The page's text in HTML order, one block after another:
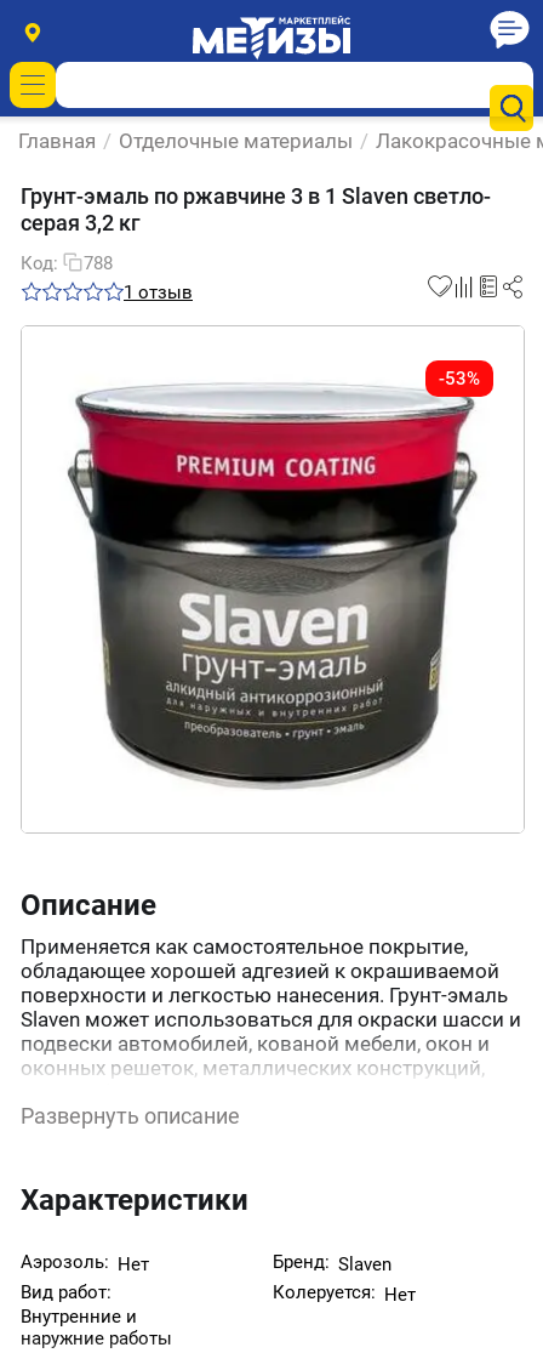
Главная / Отделочные материалы / Лакокрасочные
Грунт-эмаль по ржавчине 3 в 1 Slaven светло-
серая 3,2 кг
Код:
788
1 отзыв
-53%
Описание
Применяется как самостоятельное покрытие,
обладающее хорошей адгезией к окрашиваемой
поверхности и легкостью нанесения. Грунт-эмаль
Slaven может использоваться для окраски шасси и
подвески автомобилей, кованой мебели, окон и
оконных решеток, металлических конструкций,
жесткого ПВХ. Не требует предварительного
останавливает дальнейшее коррозионное
разрушение металла. Покрытие грунт-эмали
воздействию моющих средств, обладает высокой
ударопрочностью.
Развернуть описание
Характеристики
Аэрозоль: Нет Бренд: Slaven
Вид работ:
Внутренние и
наружние работы
Колеруется: Нет